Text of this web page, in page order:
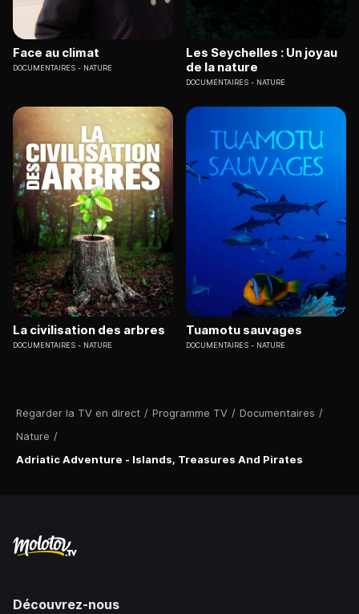
Regarder la TV en direct / Programme TV / Documentaires /
Nature /
Adriatic Adventure - Islands, Treasures And Pirates
Face au climat
DOCUMENTAIRES NATURE
Les Seychelles : Un joyau
de la nature
DOCUMENTAIRES NATURE
La civilisation des arbres
DOCUMENTAIRES NATURE
Tuamotu sauvages
DOCUMENTAIRES NATURE
Découvrez-nous